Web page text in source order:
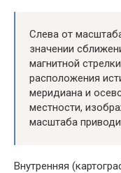
Слева от
значении
магнитной
расположения
меридиана и
местности,
масштаба
Внутренняя